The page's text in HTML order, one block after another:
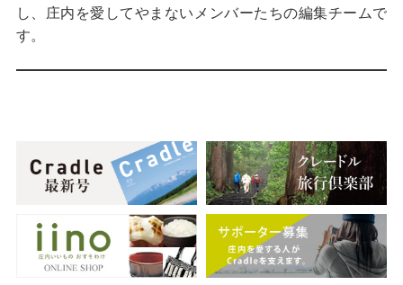
し、庄内を愛してやまないメンバーたちの編集チームで
す。